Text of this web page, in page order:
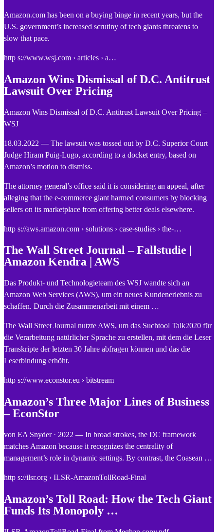
Amazon.com has been on a buying binge in recent years, but the
U.S. government’s increased scrutiny of tech giants threatens to
slow that pace.
http s://www.wsj.com › articles › a…
Amazon Wins Dismissal of D.C. Antitrust
Lawsuit Over Pricing
Amazon Wins Dismissal of D.C. Antitrust Lawsuit Over Pricing –
WSJ
18.03.2022 — The lawsuit was tossed out by D.C. Superior Court
Judge Hiram Puig-Lugo, according to a docket entry, based on
Amazon’s motion to dismiss.
The attorney general’s office said it is considering an appeal, after
alleging that the e-commerce giant harmed consumers by blocking
sellers on its marketplace from offering better deals elsewhere.
http s://aws.amazon.com › solutions › case-studies › the-…
The Wall Street Journal – Fallstudie |
Amazon Kendra | AWS
Das Produkt- und Technologieteam des WSJ wandte sich an
Amazon Web Services (AWS), um ein neues Kundenerlebnis zu
schaffen. Durch die Zusammenarbeit mit einem …
The Wall Street Journal nutzte AWS, um das Suchtool Talk2020 für
die Verarbeitung natürlicher Sprache zu erstellen, mit dem die Leser
Transkripte der letzten 30 Jahre abfragen können und das die
Leserbindung erhöht.
http s://www.econstor.eu › bitstream
Amazon’s Three Major Lines of Business
– EconStor
von EA Snyder · 2022 — In broad strokes, the DC framework
matches Amazon because it recognizes the centrality of
management’s role in dynamic settings. By contrast, the Coasean …
http s://ilsr.org › ILSR-AmazonTollRoad-Final
Amazon’s Toll Road: How the Tech Giant
Funds Its Monopoly …